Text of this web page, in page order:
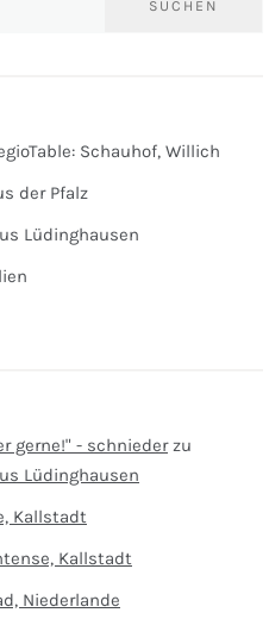
Schauhof, Willich
der Pfalz
Lüdinghausen
gerne!" - schniederzu
Lüdinghausen
Kallstadt
Kallstadt
Niederlande